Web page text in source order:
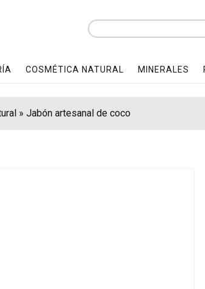
COSMÉTICA NATURAL MINERALES
» Jabón artesanal de coco